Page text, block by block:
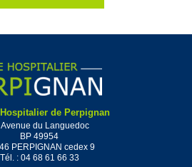
de Perpignan
du Languedoc
BP 49954
PERPIGNAN cedex 9
Tél. : 04 68 61 66 33